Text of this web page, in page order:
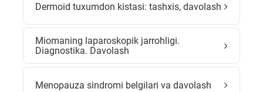
Dermoid tuxumdon kistasi: tashxis, davolash
Miomaning laparoskopik jarrohligi.
Diagnostika. Davolash
Menopauza sindromi belgilari va davolash